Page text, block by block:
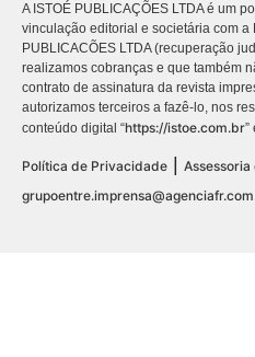
A ISTOÉ PUBLICAÇÕES LTDA é um
vinculação editorial e societária com a
PUBLICACÕES LTDA (recuperação
realizamos cobranças e que também
contrato de assinatura da revista
autorizamos terceiros a fazê-lo, nos
conteúdo digital “https://istoe.com.br”
Política de Privacidade
Assessoria